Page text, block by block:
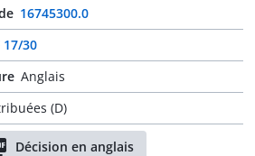
16745300.0
17/30
Anglais
(D)
Décision en anglais